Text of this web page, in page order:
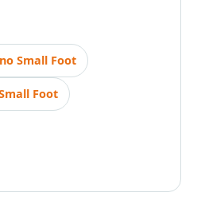
Small Foot
Foot